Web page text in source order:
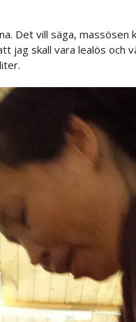
Det vill säga,
jag skall vara lealös och